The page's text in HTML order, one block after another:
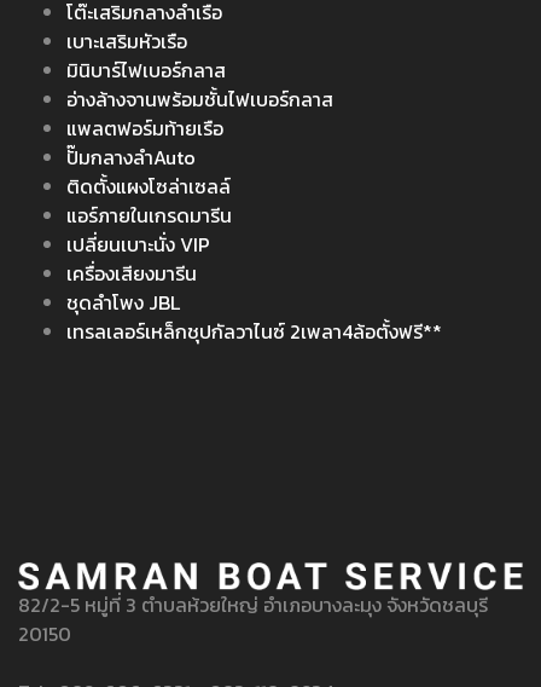
โต๊ะเสริมกลางลำเรือ
เบาะเสริมหัวเรือ
มินิบาร์ไฟเบอร์กลาส
อ่างล้างจานพร้อมชั้นไฟเบอร์กลาส
แพลตฟอร์มท้ายเรือ
ปั๊มกลางลำAuto
ติดตั้งแผงโซล่าเซลล์
แอร์ภายในเกรดมารีน
เปลี่ยนเบาะนั่ง VIP
เครื่องเสียงมารีน
ชุดลำโพง JBL
เทรลเลอร์เหล็กชุปกัลวาไนซ์ 2เพลา4ล้อตั้งฟรี**
82/2-5 หมู่ที่ 3 ตำบลห้วยใหญ่ อำเภอบางละมุง จังหวัดชลบุรี
20150